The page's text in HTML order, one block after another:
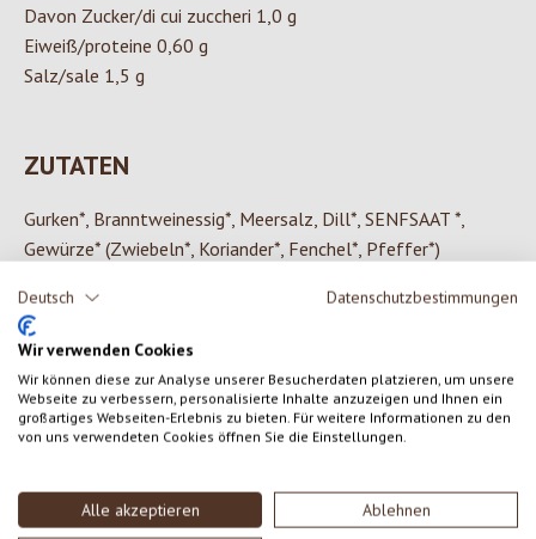
Deutsch Datenschutzbestimmungen
Wir verwenden Cookies
Wir können diese zur Analyse unserer Besucherdaten platzieren, um unsere
Webseite zu verbessern, personalisierte Inhalte anzuzeigen und Ihnen ein
großartiges Webseiten-Erlebnis zu bieten. Für weitere Informationen zu den
von uns verwendeten Cookies öffnen Sie die Einstellungen.
Alle akzeptieren Ablehnen
Davon Zucker/di cui zuccheri 1,0 g
Eiweiß/proteine 0,60 g
Salz/sale 1,5 g
ZUTATEN
Gurken*, Branntweinessig*, Meersalz, Dill*, SENFSAAT *,
Gewürze* (Zwiebeln*, Koriander*, Fenchel*, Pfeffer*)
* aus kontrolliert biologischem Anbau
0 von 0 Bewertungen
Durchschnittliche Bewertung von 0 von 5 Sternen
Gib eine Bewertung ab!